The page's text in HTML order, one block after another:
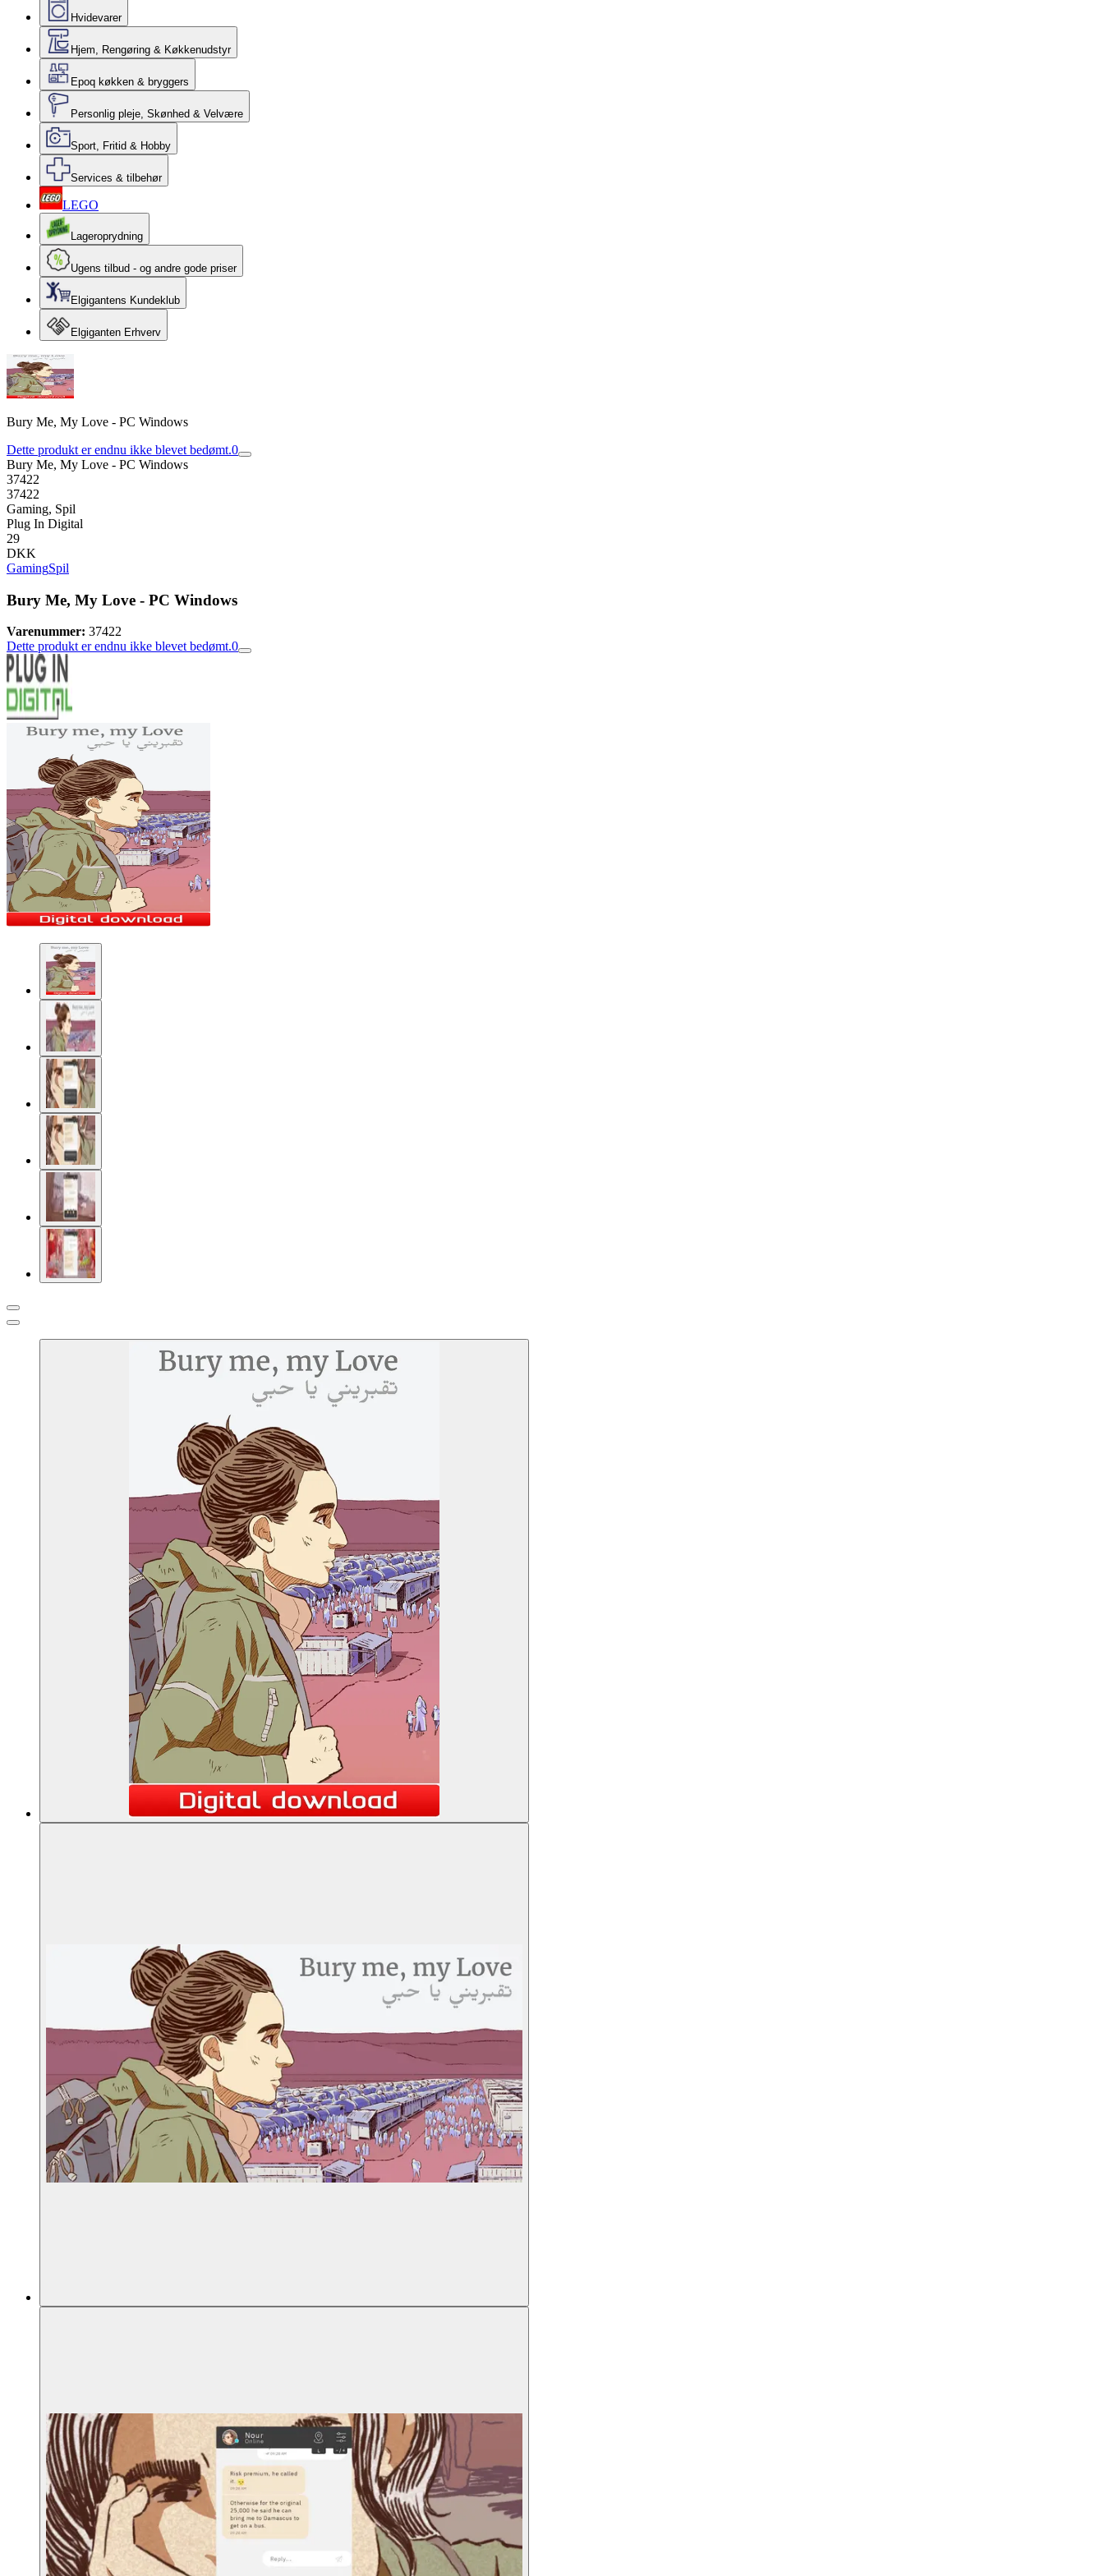
Hvidevarer
Hjem, Rengøring & Køkkenudstyr
Epoq køkken & bryggers
Personlig pleje, Skønhed & Velvære
Sport, Fritid & Hobby
Services & tilbehør
LEGO
Lageroprydning
Ugens tilbud - og andre gode priser
Elgigantens Kundeklub
Elgiganten Erhverv
Bury Me, My Love - PC Windows
Dette produkt er endnu ikke blevet bedømt.0
Bury Me, My Love - PC Windows
37422
37422
Gaming, Spil
Plug In Digital
29
DKK
GamingSpil
Bury Me, My Love - PC Windows
Varenummer: 37422
Dette produkt er endnu ikke blevet bedømt.0